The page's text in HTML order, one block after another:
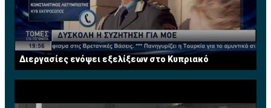
Διεργασίες ενόψει εξελίξεων στο Κυπριακό